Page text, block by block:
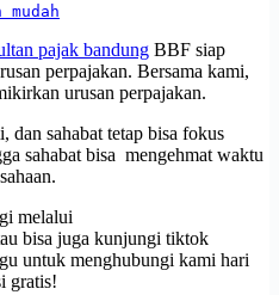
pajak bandung BBF siap
perpajakan. Bersama kami,
urusan perpajakan.
dan sahabat tetap bisa fokus
sahabat bisa mengehmat waktu
melalui
bisa juga kunjungi tiktok
untuk menghubungi kami hari
gratis!